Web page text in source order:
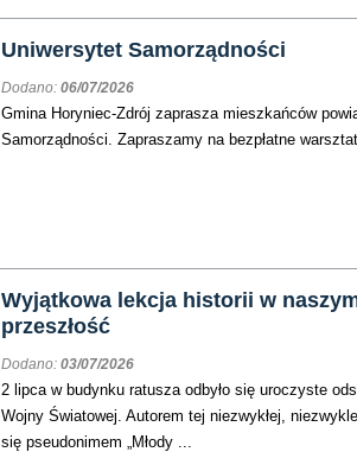
Uniwersytet Samorządności
Dodano:06/07/2026
Gmina Horyniec-Zdrój zaprasza mieszkańców
Samorządności. Zapraszamy na bezpłatne
Wyjątkowa lekcja historii w
przeszłość
Dodano:03/07/2026
2 lipca w budynku ratusza odbyło się uroczyste
Wojny Światowej. Autorem tej niezwykłej,
się pseudonimem „Młody ...